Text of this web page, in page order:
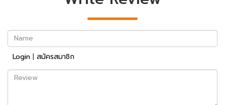
Name
Login | สมัครสมาชิก
Review